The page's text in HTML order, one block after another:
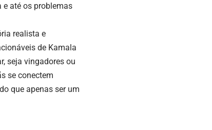
e até os problemas
realista e
de Kamala
seja vingadores ou
se conectem
que apenas ser um